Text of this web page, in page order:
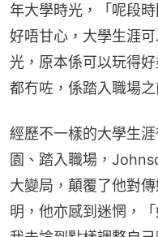
年大學時光，「呢段
好唔甘心，大學生涯
光，原本係可以玩得
都冇咗，係踏入職場之
經歷不一樣的大學生
園、踏入職場，
大變局，顛覆了他對
明，他亦感到迷惘，